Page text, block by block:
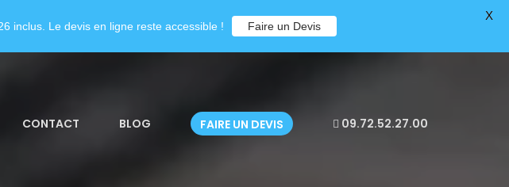
CONTACT BLOG FAIRE UN DEVIS 09.72.52.27.00
inclus. Le devis en ligne reste accessible ! Faire un Devis
X